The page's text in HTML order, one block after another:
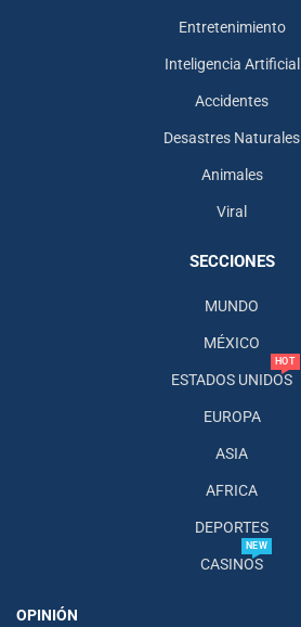
Entretenimiento
Inteligencia Artificial
Accidentes
Desastres Naturales
Animales
Viral
SECCIONES
MUNDO
MÉXICO
ESTADOS UNIDOS
HOT
EUROPA
ASIA
AFRICA
DEPORTES
CASINOS
NEW
OPINIÓN